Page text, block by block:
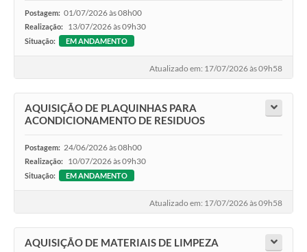
Postagem: 01/07/2026 às 08h00
Realização: 13/07/2026 às 09h30
Situação: EM ANDAMENTO
Atualizado em: 17/07/2026 às 09h58
AQUISIÇÃO DE PLAQUINHAS PARA
ACONDICIONAMENTO DE RESIDUOS
Postagem: 24/06/2026 às 08h00
Realização: 10/07/2026 às 09h30
Situação: EM ANDAMENTO
Atualizado em: 17/07/2026 às 09h58
AQUISIÇÃO DE MATERIAIS DE LIMPEZA